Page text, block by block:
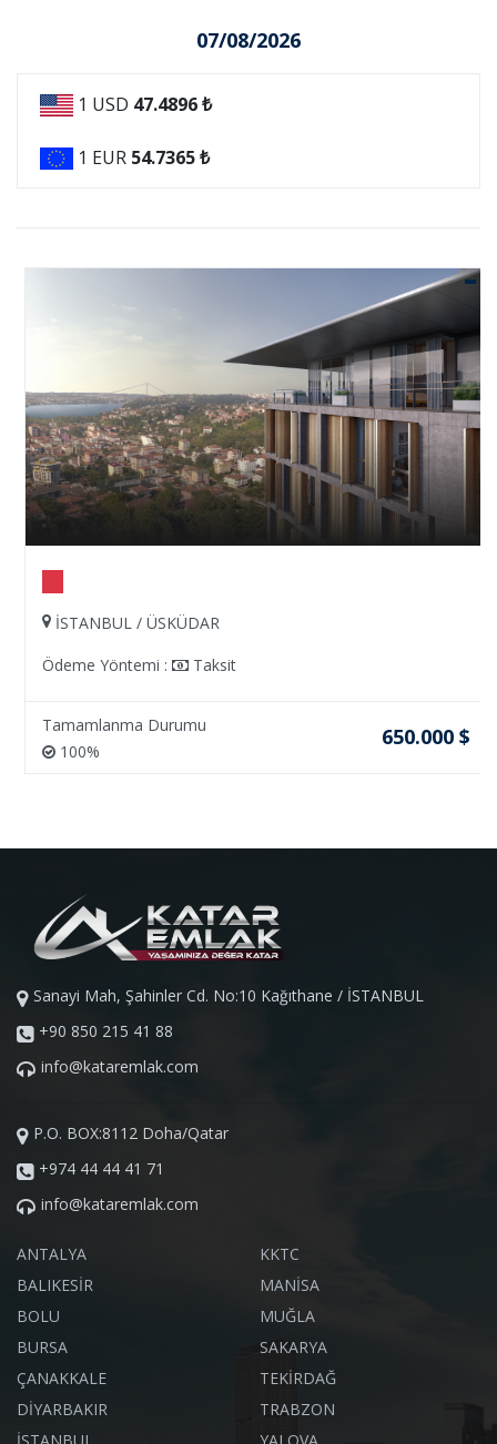
07/08/2026
1 USD 47.4896 ₺
1 EUR 54.7365 ₺
İSTANBUL / ÜSKÜDAR
Ödeme Yöntemi :
Taksit
Tamamlanma Durumu
100%
650.000 $
Sanayi Mah, Şahinler Cd. No:10 Kağıthane / İSTANBUL
+90 850 215 41 88
info@kataremlak.com
P.O. BOX:8112 Doha/Qatar
+974 44 44 41 71
info@kataremlak.com
ANTALYA
BALIKESİR
BOLU
BURSA
ÇANAKKALE
DİYARBAKIR
KKTC
MANİSA
MUĞLA
SAKARYA
TEKİRDAĞ
TRABZON